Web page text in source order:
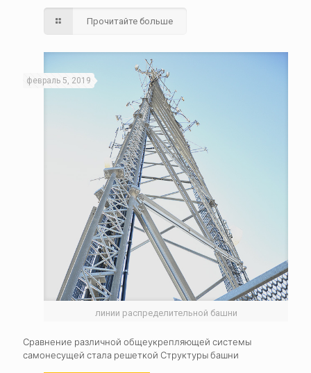
Прочитайте больше
линии распределительной башни
февраль 5, 2019
Сравнение различной общеукрепляющей системы
самонесущей стала решеткой Структуры башни